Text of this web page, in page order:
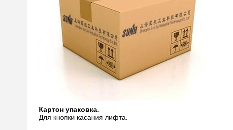
Картон упаковка.
Для кнопки касания лифта.